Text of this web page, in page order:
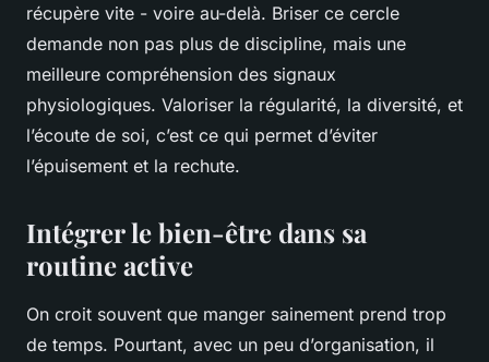
récupère vite - voire au-delà. Briser ce cercle
demande non pas plus de discipline, mais une
meilleure compréhension des signaux
physiologiques. Valoriser la régularité, la diversité, et
l’écoute de soi, c’est ce qui permet d’éviter
l’épuisement et la rechute.
Intégrer le bien-être dans sa
routine active
On croit souvent que manger sainement prend trop
de temps. Pourtant, avec un peu d’organisation, il